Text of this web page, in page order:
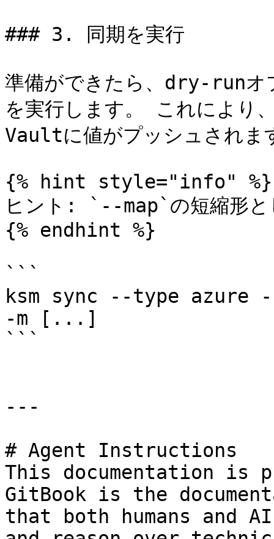
### 3. 同期を実行
準備ができたら、dry-runオ
を実行します。 これにより
Vaultに値がプッシュされま
{% hint style="info" %}
ヒント: `--map`の短縮形と
{% endhint %}
```
ksm sync --type
-m [...]
```
---
# Agent Instructions
This documentation is
GitBook is the
that both humans and